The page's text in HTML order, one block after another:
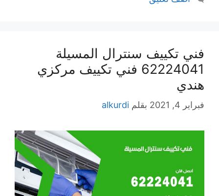
فني تكييف سنترال المسيلة
62224041 فني تكييف مركزي
هندي
فبراير 4, 2021 بقلم alkurdi